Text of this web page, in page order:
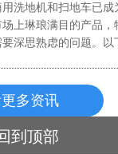
洗地机和扫地车已
上琳琅满目的产品
深思熟虑的问题。
多资讯
到顶部